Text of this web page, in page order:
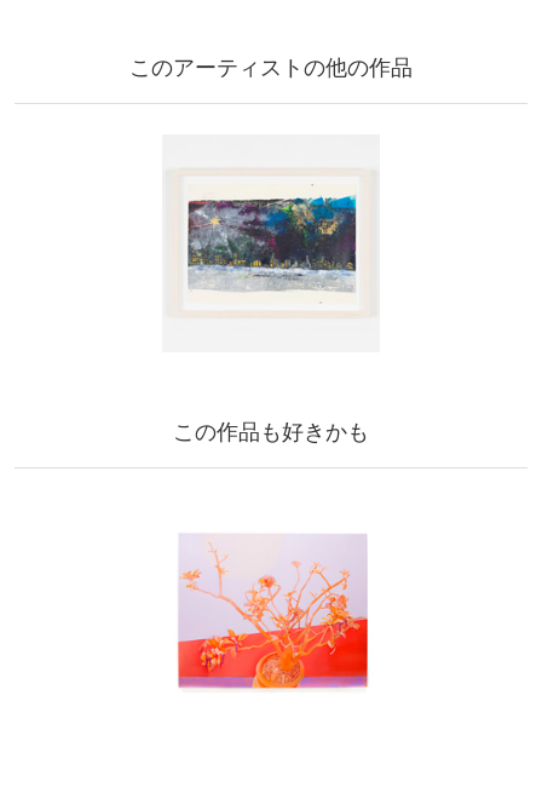
このアーティストの他の作品
この作品も好きかも